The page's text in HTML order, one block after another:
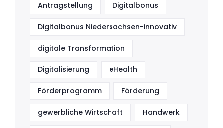
Antragstellung Digitalbonus
Digitalbonus Niedersachsen-innovativ
digitale Transformation
Digitalisierung eHealth
Förderprogramm Förderung
gewerbliche Wirtschaft Handwerk